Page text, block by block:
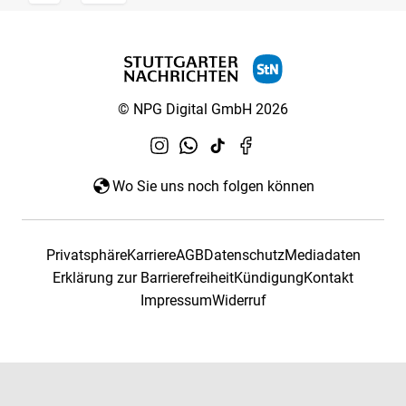
© NPG Digital GmbH 2026
Wo Sie uns noch folgen können
PrivatsphäreKarriereAGBDatenschutzMediadaten
Erklärung zur BarrierefreiheitKündigungKontakt
ImpressumWiderruf